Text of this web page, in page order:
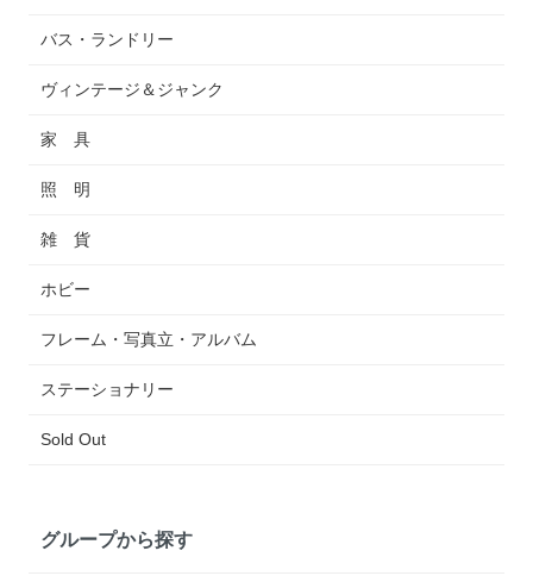
バス・ランドリー
ヴィンテージ＆ジャンク
家 具
照 明
雑 貨
ホビー
フレーム・写真立・アルバム
ステーショナリー
Sold Out
グループから探す